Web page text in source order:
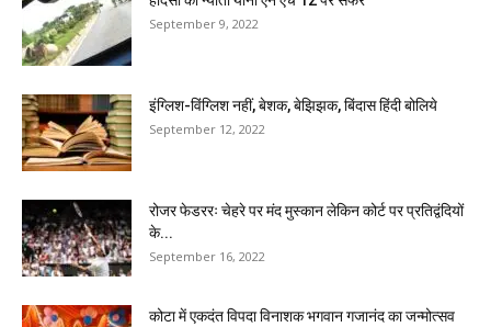
September 9, 2022
इंग्लिश-विंग्लिश नहीं, बेशक, बेझिझक, बिंदास हिंदी बोलिये
September 12, 2022
रोजर फेडररः चेहरे पर मंद मुस्कान लेकिन कोर्ट पर प्रतिद्वंदियों
के...
September 16, 2022
कोटा में एकदंत विपदा विनाशक भगवान गजानंद का जन्मोत्सव